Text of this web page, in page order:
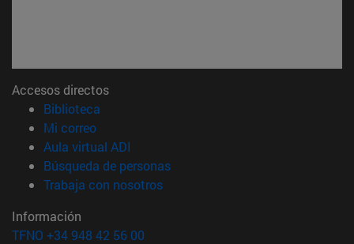
Accesos directos
Biblioteca
Mi correo(abre en nueva ventana)
Aula virtual ADI
Búsqueda de personas(abre en nueva ventana)
Trabaja con nosotros(abre en nueva ventana)
Información
TFNO +34 948 42 56 00